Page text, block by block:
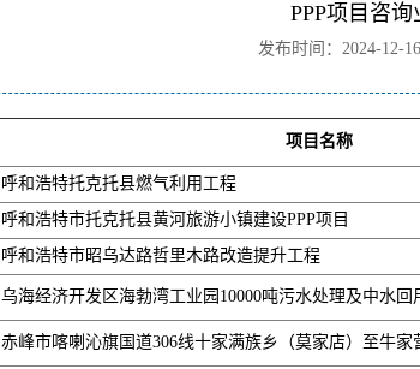
PPP项目咨询
发布时间：2024-12-
项目名称
呼和浩特托克托县燃气利用工程
呼和浩特市托克托县黄河旅游小镇建设PPP项目
呼和浩特市昭乌达路哲里木路改造提升工程
乌海经济开发区海勃湾工业园10000吨污水处理及中水回
赤峰市喀喇沁旗国道306线十家满族乡（莫家店）至牛家